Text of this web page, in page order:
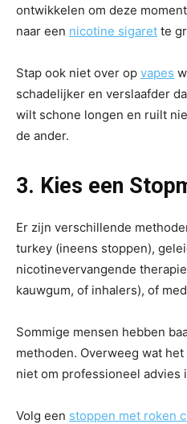
ontwikkelen om deze
naar een nicotine sigaret te
Stap ook niet over op vapes
schadelijker en verslaafder
wilt schone longen en ruilt
de ander.
3. Kies een
Er zijn verschillende
turkey (ineens stoppen),
nicotinevervangende
kauwgum, of inhalers), of
Sommige mensen hebben
methoden. Overweeg wat
niet om professioneel advies
Volg een stoppen met roken